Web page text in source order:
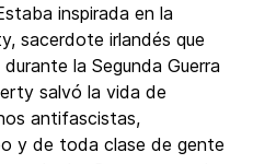
inspirada en la
sacerdote irlandés que
la Segunda Guerra
salvó la vida de
antifascistas,
y de toda clase de gente